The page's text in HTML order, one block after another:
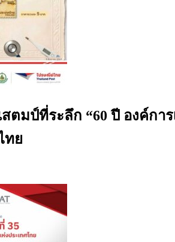
ตมป์ที่ระลึก “60 ปี องค์กา
ทย